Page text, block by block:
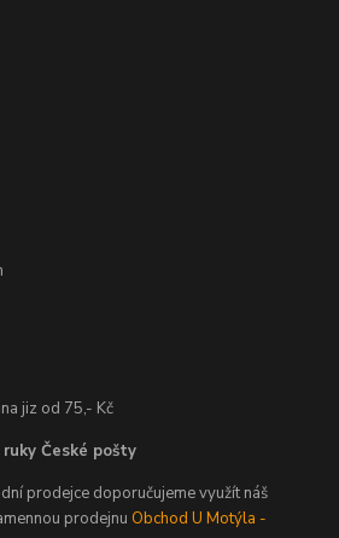
jiz od 75,- Kč
České pošty
prodejce doporučujeme využít náš
prodejnu Obchod U Motýla -